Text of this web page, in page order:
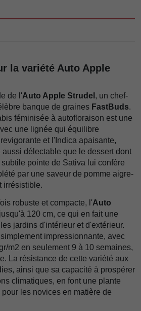
la variété Auto Apple
de l'Auto Apple Strudel , un chef-
banque de graines FastBuds.
féminisée à autofloraison est une
une lignée qui équilibre
et l'Indica apaisante,
délectable que le dessert dont
pointe de Sativa lui confère
par une saveur de pomme aigre-
irrésistible.
robuste et compacte, l'Auto
120 cm, ce qui en fait une
jardins d'intérieur et d'extérieur.
impressionnante, avec
m2 en seulement 9 à 10 semaines,
La résistance de cette variété aux
ainsi que sa capacité à prospérer
climatiques, en font une plante
les novices en matière de